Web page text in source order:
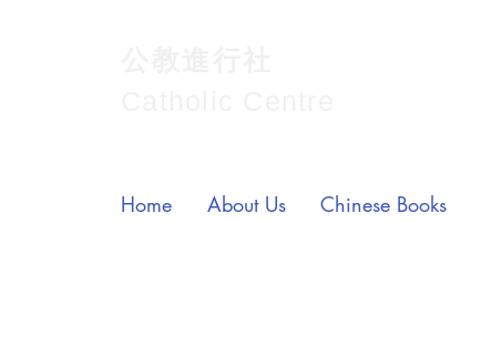
Home About Us Chinese Books